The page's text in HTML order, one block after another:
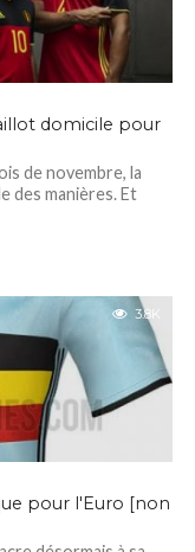
domicile pour
de novembre, la
des manières. Et
3.8K
pour l'Euro [non